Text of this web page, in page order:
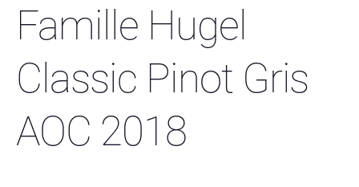
Famille Hugel
Classic Pinot Gris
AOC 2018